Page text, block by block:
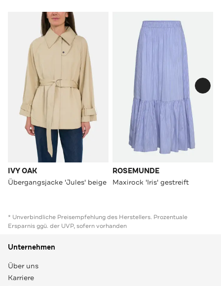
IVY OAK
Übergangsjacke 'Jules' beige
ROSEMUNDE
Maxirock 'Iris' gestreift
* Unverbindliche Preisempfehlung des Herstellers. Prozentuale
Ersparnis ggü. der UVP, sofern vorhanden
Unternehmen
Über uns
Karriere